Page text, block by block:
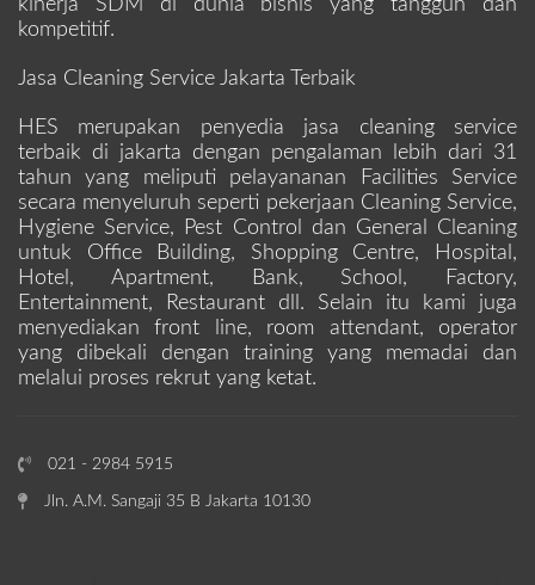
kinerja SDM di dunia bisnis yang tangguh dan
kompetitif.
Jasa Cleaning Service Jakarta Terbaik
HES merupakan penyedia jasa cleaning service
terbaik di jakarta dengan pengalaman lebih dari 31
tahun yang meliputi pelayananan Facilities Service
secara menyeluruh seperti pekerjaan Cleaning Service,
Hygiene Service, Pest Control dan General Cleaning
untuk Office Building, Shopping Centre, Hospital,
Hotel, Apartment, Bank, School, Factory,
Entertainment, Restaurant dll. Selain itu kami juga
menyediakan front line, room attendant, operator
yang dibekali dengan training yang memadai dan
melalui proses rekrut yang ketat.
021 - 2984 5915
Jln. A.M. Sangaji 35 B Jakarta 10130